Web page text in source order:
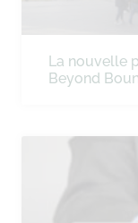
La nouvelle
Beyond